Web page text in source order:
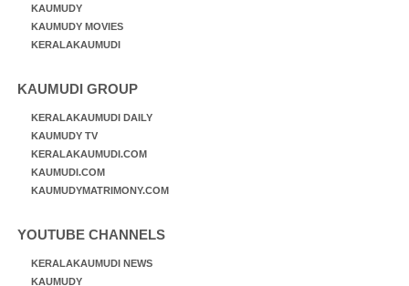
KAUMUDY
KAUMUDY MOVIES
KERALAKAUMUDI
KAUMUDI GROUP
KERALAKAUMUDI DAILY
KAUMUDY TV
KERALAKAUMUDI.COM
KAUMUDI.COM
KAUMUDYMATRIMONY.COM
YOUTUBE CHANNELS
KERALAKAUMUDI NEWS
KAUMUDY